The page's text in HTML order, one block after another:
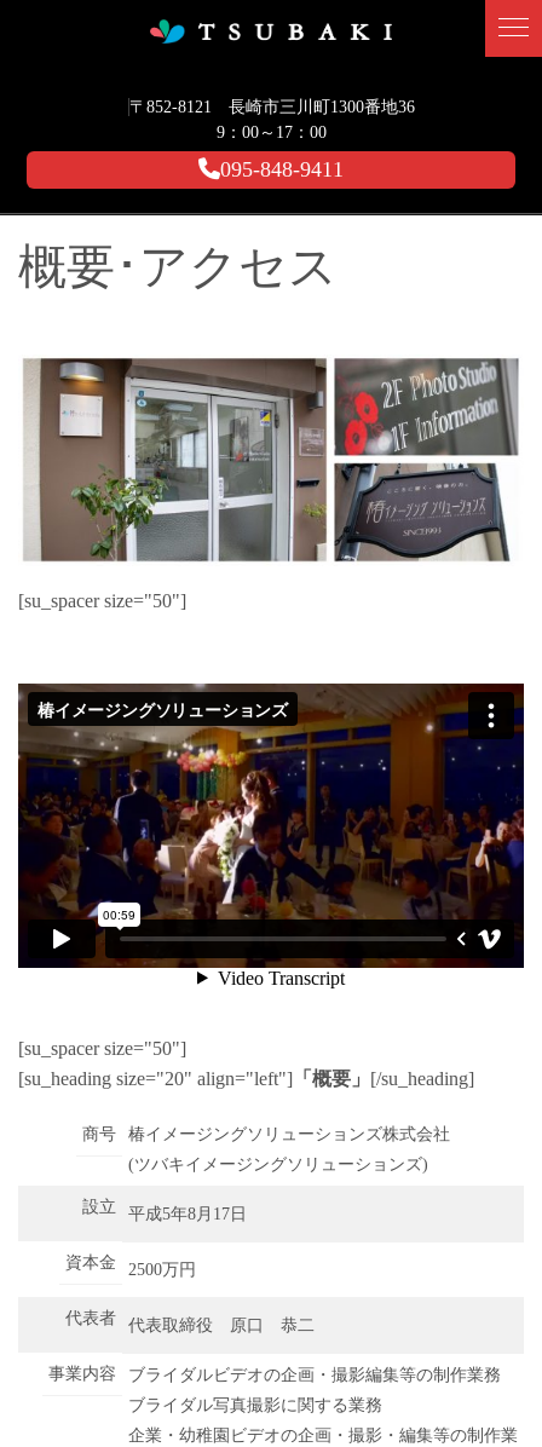
〒852-8121 長崎市三川町1300番地36
9：00～17：00
095-848-9411
概要･アクセス
[su_spacer size="50"]
[su_spacer size="50"]
[su_heading size="20" align="left"] 「概要」 [/su_heading]
商号
椿イメージングソリューションズ株式会社
(ツバキイメージングソリューションズ)
設立 平成5年8月17日
資本金 2500万円
代表者 代表取締役 原口 恭二
事業内容
ブライダルビデオの企画・撮影編集等の制作業務
ブライダル写真撮影に関する業務
企業・幼稚園ビデオの企画・撮影・編集等の制作業